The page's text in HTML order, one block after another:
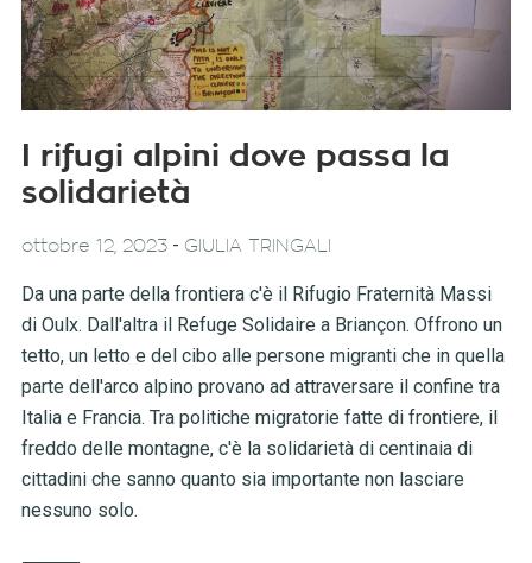
I rifugi alpini dove passa la
solidarietà
ottobre 12, 2023- GIULIA TRINGALI
Da una parte della frontiera c'è il Rifugio Fraternità Massi
di Oulx. Dall'altra il Refuge Solidaire a Briançon. Offrono un
tetto, un letto e del cibo alle persone migranti che in quella
parte dell'arco alpino provano ad attraversare il confine tra
Italia e Francia. Tra politiche migratorie fatte di frontiere, il
freddo delle montagne, c'è la solidarietà di centinaia di
cittadini che sanno quanto sia importante non lasciare
nessuno solo.